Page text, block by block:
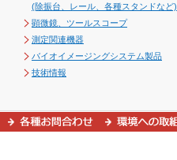
(除振台、レール、各種スタンドなど)
顕微鏡、ツールスコープ
測定関連機器
バイオイメージングシステム製品
技術情報